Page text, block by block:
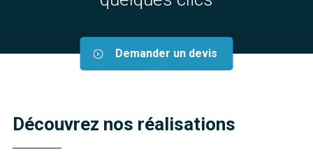
Demander un devis
Découvrez nos réalisations